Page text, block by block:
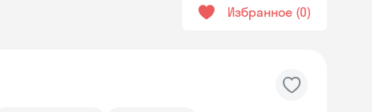
Избранное 0